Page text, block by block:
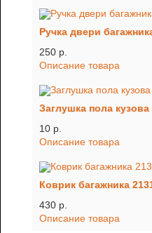
Ручка двери
250 p.
Описание товара
Заглушка пола
10 p.
Описание товара
Коврик багажника
430 p.
Описание товара